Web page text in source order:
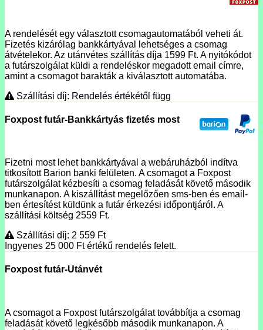
A rendelését egy választott csomagautomatából veheti át.
Fizetés kizárólag bankkártyával lehetséges a csomag
átvételekor. Az utánvétes szállítás díja 1599 Ft. A nyitókódot
a futárszolgálat küldi a rendeléskor megadott email címre,
amint a csomagot barakták a kiválasztott automatába.
Szállítási díj: Rendelés értékétől függ
Foxpost futár-Bankkártyás fizetés most
Fizetni most lehet bankkártyával a webáruházból indítva
titkosított Barion banki felületen. A csomagot a Foxpost
futárszolgálat kézbesíti a csomag feladását követő második
munkanapon. A kiszállítást megelőzően sms-ben és email-
ben értesítést küldünk a futár érkezési időpontjáról. A
szállítási költség 2559 Ft.
Szállítási díj: 2 559 Ft
Ingyenes 25 000 Ftértékű rendelés felett.
Foxpost futár-Utánvét
A csomagot a Foxpost futárszolgálat továbbítja a csomag
feladását követő legkésőbb második munkanapon. A